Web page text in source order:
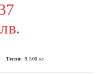
Тегло: 9.500 кг